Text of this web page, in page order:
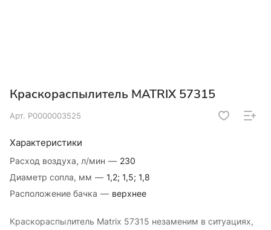
Краскораспылитель MATRIX 57315
Арт. Р0000003525
Характеристики
Расход воздуха, л/мин — 230
Диаметр сопла, мм — 1,2; 1,5; 1,8
Расположение бачка — верхнее
Краскораспылитель Matrix 57315 незаменим в ситуациях,